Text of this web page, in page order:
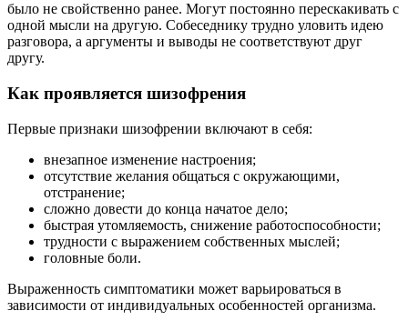
было не свойственно ранее. Могут постоянно перескакивать с
одной мысли на другую. Собеседнику трудно уловить идею
разговора, а аргументы и выводы не соответствуют друг
другу.
Как проявляется шизофрения
Первые признаки шизофрении включают в себя:
внезапное изменение настроения;
отсутствие желания общаться с окружающими,
отстранение;
сложно довести до конца начатое дело;
быстрая утомляемость, снижение работоспособности;
трудности с выражением собственных мыслей;
головные боли.
Выраженность симптоматики может варьироваться в
зависимости от индивидуальных особенностей организма.